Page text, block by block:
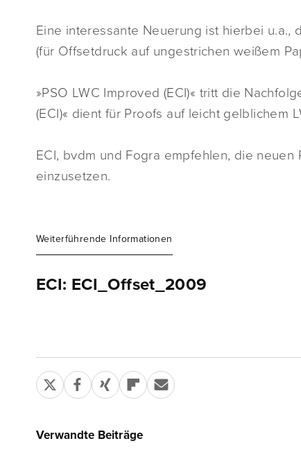
Eine interessante Neuerung ist hierbei u.a.,
(für Offsetdruck auf ungestrichen weißem
»PSO LWC Improved (ECI)« tritt die
(ECI)« dient für Proofs auf leicht gelblichem
ECI, bvdm und Fogra empfehlen, die
einzusetzen.
Weiterführende Informationen
ECI: ECI_Offset_2009
Verwandte Beiträge